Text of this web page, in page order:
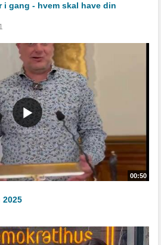
i gang - hvem skal have din
00:50